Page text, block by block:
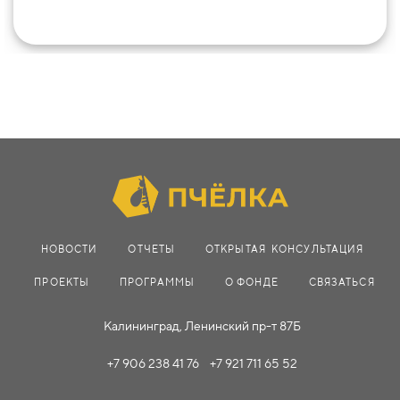
НОВОСТИ ОТЧЕТЫ ОТКРЫТАЯ КОНСУЛЬТАЦИЯ
ПРОЕКТЫ ПРОГРАММЫ О ФОНДЕ СВЯЗАТЬСЯ
Калининград, Ленинский пр-т 87Б
+7 906 238 41 76 +7 921 711 65 52